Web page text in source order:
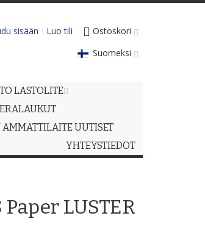
Ostoskori
sisään
Luo tili
Suomeksi
LASTOLITE
UUTISET
YHTEYSTIEDOT
LUSTER